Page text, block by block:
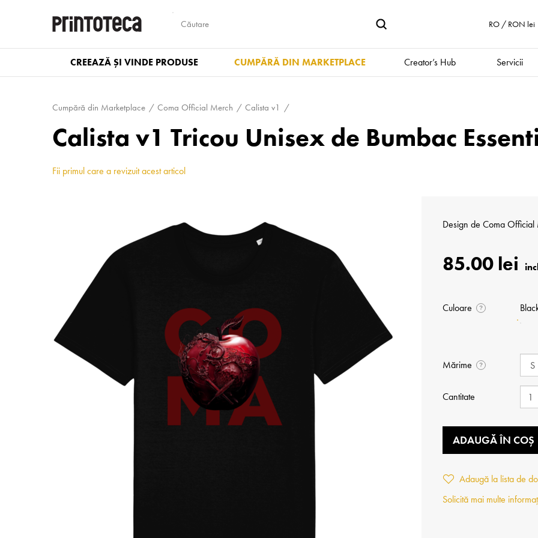
RO / RON lei
CREEAZĂ ȘI VINDE PRODUSE CUMPĂRĂ DIN MARKETPLACE Creator’s Hub Servicii
Cumpără din Marketplace Coma Official Merch Calista v1
Calista v1 Tricou Unisex de Bumbac
Fii primul care a revizuit acest articol
Design de Coma Official
85.00 lei
Culoare ?
Mărime ?
Cantitate
ADAUGĂ ÎN COȘ
Adaugă la lista de
Solicită mai multe